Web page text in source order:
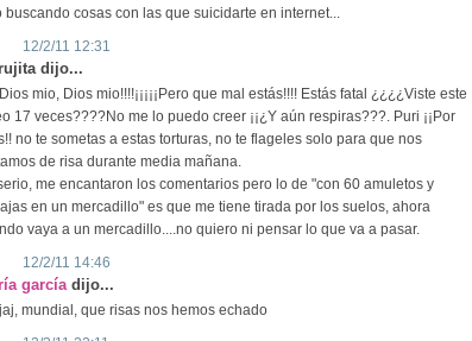
buscando cosas con las que suicidarte en internet...
12/2/11 12:31
dijo...
mio, Dios mio!!!!¡¡¡¡¡Pero que mal estás!!!! Estás fatal ¿¿¿¿Viste este
17 veces????No me lo puedo creer ¡¡¿Y aún respiras???. Puri ¡¡Por
no te sometas a estas torturas, no te flageles solo para que nos
de risa durante media mañana.
me encantaron los comentarios pero lo de "con 60 amuletos y
en un mercadillo" es que me tiene tirada por los suelos, ahora
vaya a un mercadillo....no quiero ni pensar lo que va a pasar.
12/2/11 14:46
garcíadijo...
mundial, que risas nos hemos echado